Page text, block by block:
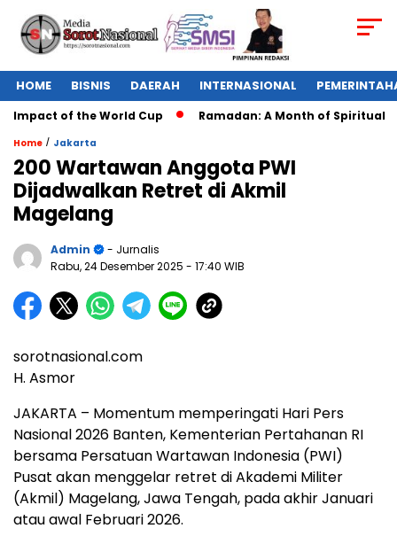
HOME BISNIS DAERAH INTERNASIONAL
of the World Cup Ramadan: A Month of Spiritual
Home / Jakarta
200 Wartawan Anggota PWI
Dijadwalkan Retret di Akmil
Magelang
Admin
- Jurnalis
Rabu, 24 Desember 2025 - 17:40 WIB
sorotnasional.com
H. Asmor
JAKARTA – Momentum memperingati Hari Pers
Nasional 2026 Banten, Kementerian Pertahanan RI
bersama Persatuan Wartawan Indonesia (PWI)
Pusat akan menggelar retret di Akademi Militer
(Akmil) Magelang, Jawa Tengah, pada akhir Januari
atau awal Februari 2026.